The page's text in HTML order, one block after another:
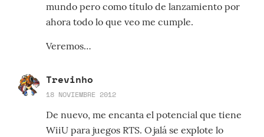
mundo pero como título de lanzamiento por
ahora todo lo que veo me cumple.
Veremos…
Trevinho
18 NOVIEMBRE 2012
De nuevo, me encanta el potencial que tiene
WiiU para juegos RTS. Ojalá se explote lo